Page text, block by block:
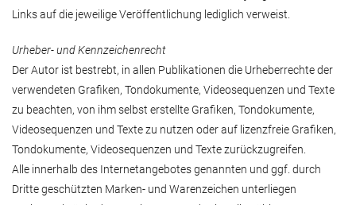
Links auf die jeweilige Veröffentlichung lediglich verweist.
Urheber- und Kennzeichenrecht
Der Autor ist bestrebt, in allen Publikationen die Urheberrechte der
verwendeten Grafiken, Tondokumente, Videosequenzen und Texte
zu beachten, von ihm selbst erstellte Grafiken, Tondokumente,
Videosequenzen und Texte zu nutzen oder auf lizenzfreie Grafiken,
Tondokumente, Videosequenzen und Texte zurückzugreifen.
Alle innerhalb des Internetangebotes genannten und ggf. durch
Dritte geschützten Marken- und Warenzeichen unterliegen